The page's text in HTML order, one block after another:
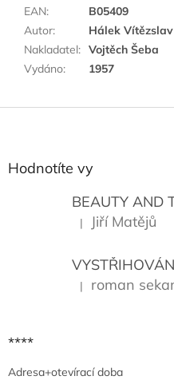
EAN:
B05409
Autor:
Hálek Vítězslav
Nakladatel: Vojtěch Šeba
Vydáno: 1957
Z
Hodnotíte vy
BEAUTY AND
Hodnocení
| Jiří Matějů
Hodnocení
| roman
****
Adresa+otevírací doba